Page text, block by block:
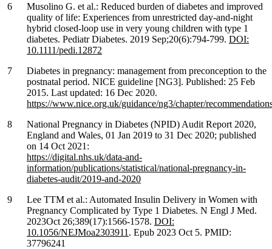
Musolino G. et al.: Reduced burden of diabetes and improved
quality of life: Experiences from unrestricted day-and-night
hybrid closed-loop use in very young children with type 1
diabetes. Pediatr Diabetes. 2019 Sep;20(6):794-799. DOI:
10.1111/pedi.12872
Diabetes in pregnancy: management from preconception to the
postnatal period. NICE guideline [NG3]. Published: 25 Feb
2015. Last updated: 16 Dec 2020.
https://www.nice.org.uk/guidance/ng3/chapter/
National Pregnancy in Diabetes (NPID) Audit Report 2020,
England and Wales, 01 Jan 2019 to 31 Dec 2020; published
on 14 Oct 2021:
https://digital.nhs.uk/data-and-
information/publications/statistical/national-pregnancy-in-
diabetes-audit/2019-and-2020
Lee TTM et al.: Automated Insulin Delivery in Women with
Pregnancy Complicated by Type 1 Diabetes. N Engl J Med.
2023Oct 26;389(17):1566-1578. DOI:
10.1056/NEJMoa2303911 . Epub 2023 Oct 5. PMID:
37796241